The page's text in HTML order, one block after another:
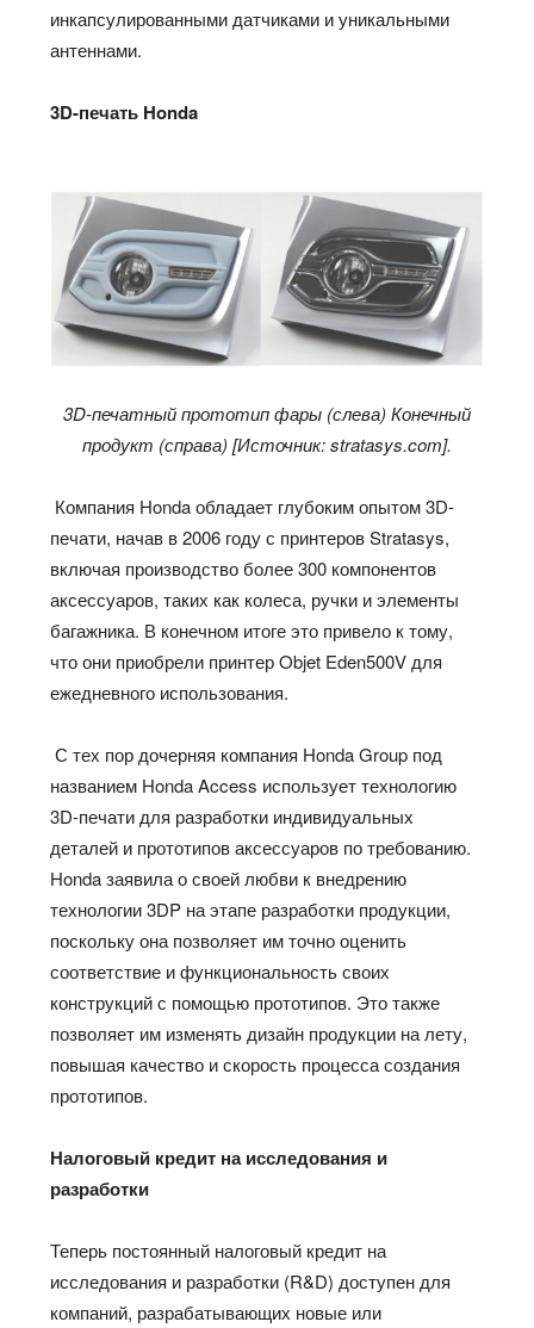
инкапсулированными датчиками и уникальными
антеннами.
3D-печать Honda
3D-печатный прототип фары (слева) Конечный
продукт (справа) [Источник: stratasys.com].
Компания Honda обладает глубоким опытом 3D-
печати, начав в 2006 году с принтеров Stratasys,
включая производство более 300 компонентов
аксессуаров, таких как колеса, ручки и элементы
багажника. В конечном итоге это привело к тому,
что они приобрели принтер Objet Eden500V для
ежедневного использования.
С тех пор дочерняя компания Honda Group под
названием Honda Access использует технологию
3D-печати для разработки индивидуальных
деталей и прототипов аксессуаров по требованию.
Honda заявила о своей любви к внедрению
технологии 3DP на этапе разработки продукции,
поскольку она позволяет им точно оценить
соответствие и функциональность своих
конструкций с помощью прототипов. Это также
позволяет им изменять дизайн продукции на лету,
повышая качество и скорость процесса создания
прототипов.
Налоговый кредит на исследования и
разработки
Теперь постоянный налоговый кредит на
исследования и разработки (R&D) доступен для
компаний, разрабатывающих новые или